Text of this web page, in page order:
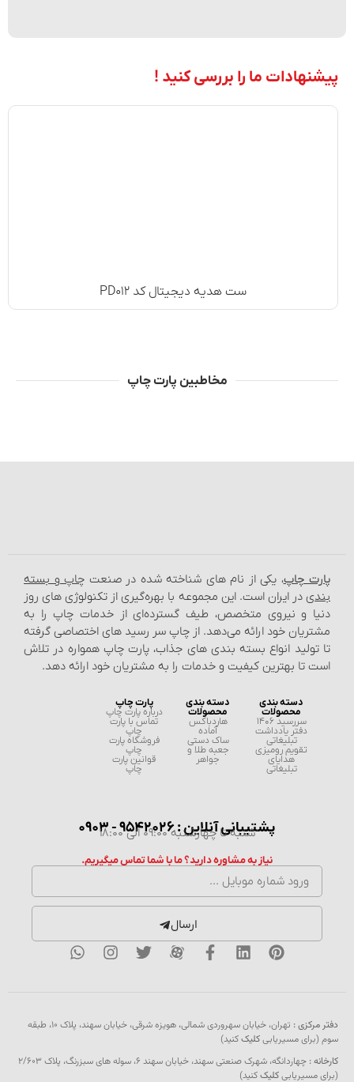
پیشنهادات ما را بررسی کنید !
ست هدیه دیجیتال کد PD۰۱۲
مخاطبین پارت چاپ
پارت چاپ، یکی از نام‌ های شناخته شده در صنعت چاپ و بسته‌
بندی در ایران است. این مجموعه با بهره‌گیری از تکنولوژی‌ های روز
دنیا و نیروی متخصص، طیف گسترده‌ای از خدمات چاپ را به
مشتریان خود ارائه می‌دهد. از چاپ سر رسید های اختصاصی گرفته
تا تولید انواع بسته‌ بندی‌ های جذاب، پارت چاپ همواره در تلاش
است تا بهترین کیفیت و خدمات را به مشتریان خود ارائه دهد.
دسته بندی
محصولات
سررسید 1406
دفتر یادداشت
تبلیغاتی
تقویم رومیزی
هدایای
تبلیغاتی
دسته بندی
محصولات
هاردباکس
آماده
ساک دستی
جعبه طلا و
جواهر
پارت چاپ
درباره پارت چاپ
تماس با پارت
چاپ
فروشگاه پارت
چاپ
قوانین پارت
چاپ
پشتیبانی آنلاین : 9542026 - 0903
شنبه تا چهارشنبه 09:00 الی 18:00
نیاز به مشاوره دارید؟ ما با شما تماس میگیریم.
ارسال
دفتر مرکزی :
تهران، خیابان سهروردی شمالی، هویزه شرقی، خیابان سهند، پلاک ۱۰، طبقه
سوم (برای مسیریابیکلیککنید)
کارخانه :
چهاردانگه، شهرک صنعتی سهند، خیابان سهند 6، سوله های سبزرنگ، پلاک 2/603
(برای مسیریابیکلیککنید)